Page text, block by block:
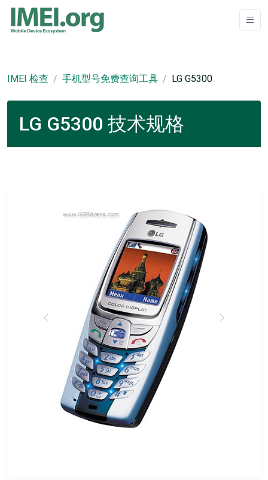
IMEI 检查 手机型号免费查询工具 LG G5300
LG G5300 技术规格